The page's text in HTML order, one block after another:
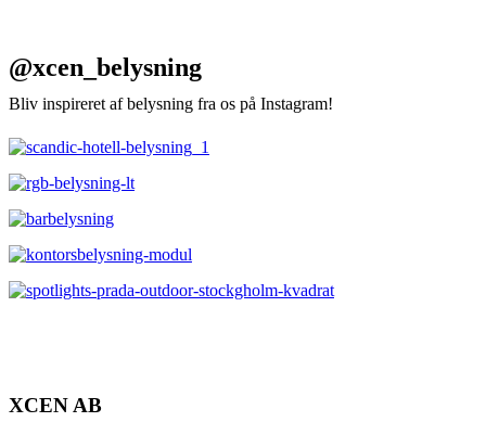
@xcen_belysning
Bliv inspireret af belysning fra os på Instagram!
XCEN AB